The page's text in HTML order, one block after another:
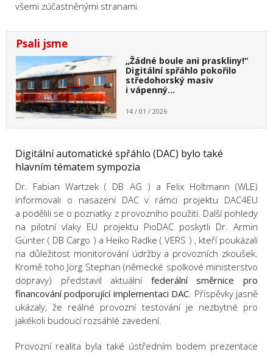
všemi zúčastněnými stranami.
Psali jsme
„Žádné boule ani praskliny!“
Digitální spřáhlo pokořilo
středohorský masiv
i vápenný…
14 / 01 / 2026
Digitální automatické spřáhlo (DAC) bylo také
hlavním tématem sympozia
Dr. Fabian Wartzek ( DB AG ) a Felix Holtmann (WLE)
informovali o nasazení DAC v rámci projektu DAC4EU
a podělili se o poznatky z provozního použití. Další pohledy
na pilotní vlaky EU projektu PioDAC poskytli Dr. Armin
Günter ( DB Cargo ) a Heiko Radke ( VERS ) , kteří poukázali
na důležitost monitorování údržby a provozních zkoušek.
Kromě toho Jörg Stephan (německé spolkové ministerstvo
dopravy) představil aktuální federální směrnice pro
financování podporující implementaci DAC . Příspěvky jasně
ukázaly, že reálné provozní testování je nezbytné pro
jakékoli budoucí rozsáhlé zavedení.
Provozní realita byla také ústředním bodem prezentace